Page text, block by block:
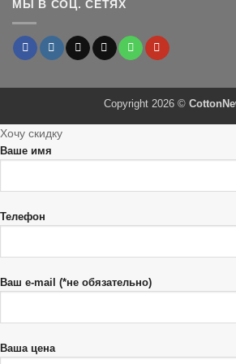
МЫ В СОЦ. СЕТЯХ
Copyright 2026 ©
Хочу скидку
Ваше имя
Телефон
Ваш e-mail (*не обязательно)
Ваша цена